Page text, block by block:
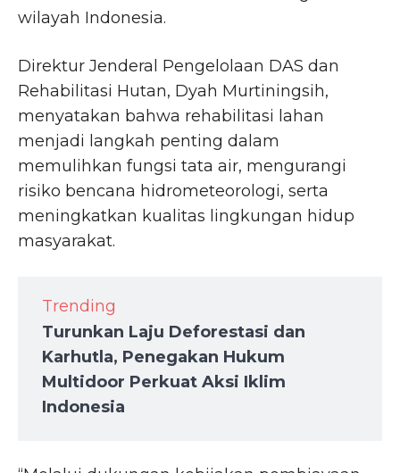
wilayah Indonesia.
Direktur Jenderal Pengelolaan DAS dan
Rehabilitasi Hutan, Dyah Murtiningsih,
menyatakan bahwa rehabilitasi lahan
menjadi langkah penting dalam
memulihkan fungsi tata air, mengurangi
risiko bencana hidrometeorologi, serta
meningkatkan kualitas lingkungan hidup
masyarakat.
Trending
Turunkan Laju Deforestasi dan
Karhutla, Penegakan Hukum
Multidoor Perkuat Aksi Iklim
Indonesia